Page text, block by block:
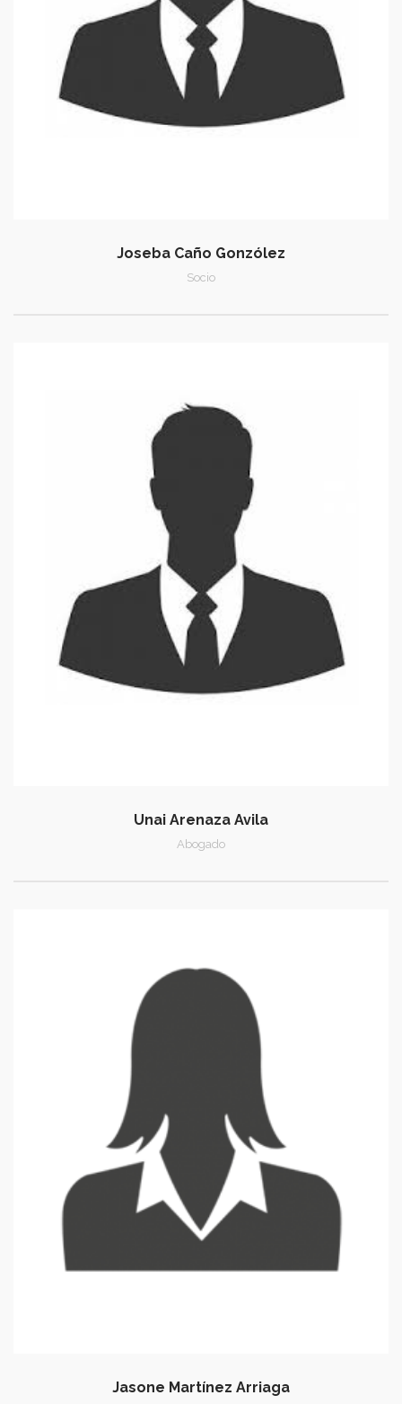
Joseba Caño Gonzólez
Socio
Unai Arenaza Avila
Abogado
Jasone Martínez Arriaga